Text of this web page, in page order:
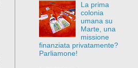
La prima
colonia
umana su
Marte, una
missione
finanziata privatamente?
Parliamone!